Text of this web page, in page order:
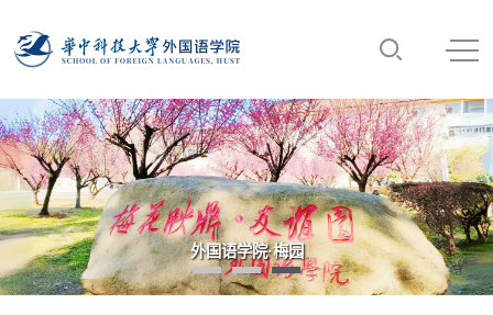
“数智·语言·未来：AI时代外语学科发展高端论坛”